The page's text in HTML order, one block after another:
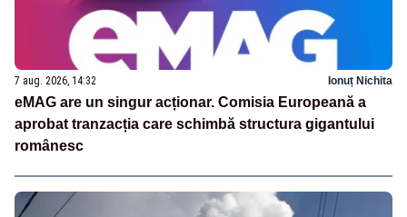
7 aug. 2026, 14:32 Ionuț Nichita
eMAG are un singur acționar. Comisia Europeană a
aprobat tranzacția care schimbă structura gigantului
românesc